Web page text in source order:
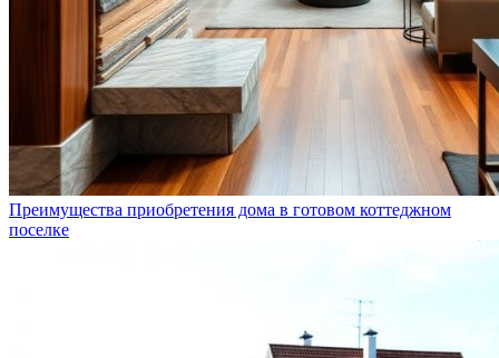
Преимущества приобретения дома в готовом коттеджном
поселке